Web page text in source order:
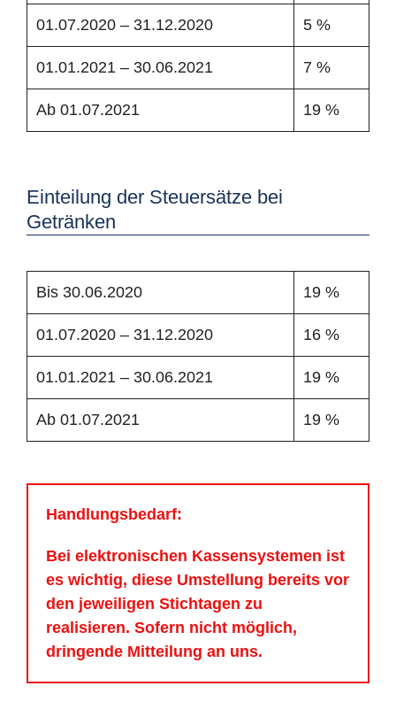
01.07.2020 – 31.12.2020 5 %
01.01.2021 – 30.06.2021 7 %
Ab 01.07.2021 19 %
Einteilung der Steuersätze bei
Getränken
Bis 30.06.2020 19 %
01.07.2020 – 31.12.2020 16 %
01.01.2021 – 30.06.2021 19 %
Ab 01.07.2021 19 %
Handlungsbedarf:
Bei elektronischen Kassensystemen ist
es wichtig, diese Umstellung bereits vor
den jeweiligen Stichtagen zu
realisieren. Sofern nicht möglich,
dringende Mitteilung an uns.